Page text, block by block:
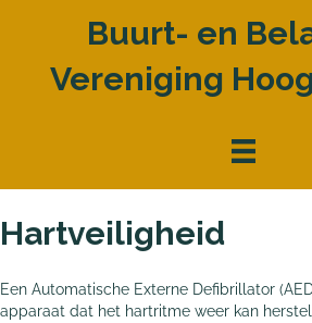
Buurt- en
Vereniging
Hartveiligheid
Een Automatische Externe Defibrillator
apparaat dat het hartritme weer kan